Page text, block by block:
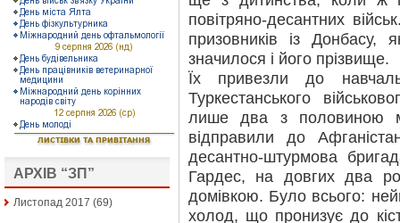
АРХІВ “ЗП”
Листопад 2017 (69)
повітряно-десантних
призовників із Донбасу,
значилося і його прізвище.
Їх привезли до
Туркестанського
лише два з половиною
відправили до
десантно-штурмова
Гардес, на довгих два
домівкою. Було всього:
холод, що пронизує до